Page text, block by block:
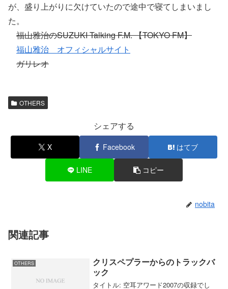
が、盛り上がりに欠けていたので途中で寝てしまいまし
た。
福山雅治のSUZUKI Talking F.M. 【TOKYO FM】
福山雅治 オフィシャルサイト
ガリレオ
OTHERS
シェアする
X Facebook はてブ
LINE コピー
nobita
関連記事
OTHERS
クリスペプラーからのトラックバ
ック
タイトル: 空耳アワード2007の収録でし